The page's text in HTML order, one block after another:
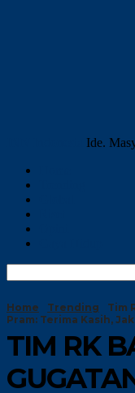
Ide.
Home Trending
Tim
Pram: Terima Kasih,
TIM RK